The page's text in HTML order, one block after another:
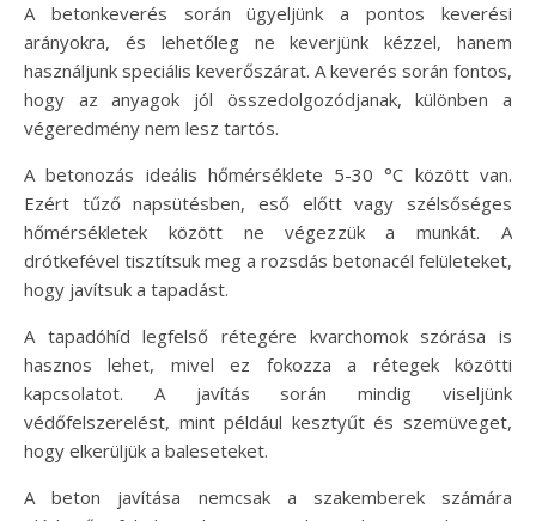
A betonkeverés során ügyeljünk a pontos keverési
arányokra, és lehetőleg ne keverjünk kézzel, hanem
használjunk speciális keverőszárat. A keverés során fontos,
hogy az anyagok jól összedolgozódjanak, különben a
végeredmény nem lesz tartós.
A betonozás ideális hőmérséklete 5-30 °C között van.
Ezért tűző napsütésben, eső előtt vagy szélsőséges
hőmérsékletek között ne végezzük a munkát. A
drótkefével tisztítsuk meg a rozsdás betonacél felületeket,
hogy javítsuk a tapadást.
A tapadóhíd legfelső rétegére kvarchomok szórása is
hasznos lehet, mivel ez fokozza a rétegek közötti
kapcsolatot. A javítás során mindig viseljünk
védőfelszerelést, mint például kesztyűt és szemüveget,
hogy elkerüljük a baleseteket.
A beton javítása nemcsak a szakemberek számára